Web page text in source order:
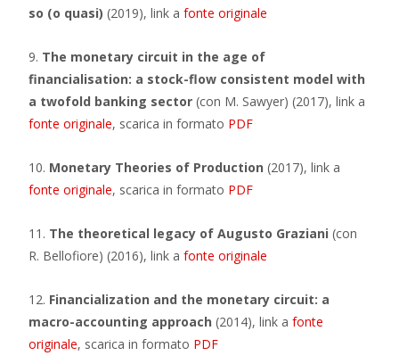
so (o quasi) (2019), link a fonte originale
9. The monetary circuit in the age of
financialisation: a stock-flow consistent model with
a twofold banking sector (con M. Sawyer) (2017), link a
fonte originale, scarica in formato PDF
10. Monetary Theories of Production (2017), link a
fonte originale, scarica in formato PDF
11. The theoretical legacy of Augusto Graziani (con
R. Bellofiore) (2016), link a fonte originale
12. Financialization and the monetary circuit: a
macro-accounting approach (2014), link a fonte
originale, scarica in formato PDF